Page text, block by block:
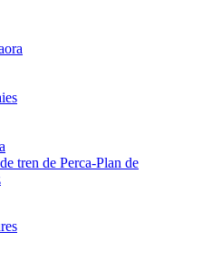
tren de Perca-Plan de